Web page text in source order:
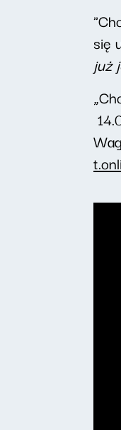
się
już